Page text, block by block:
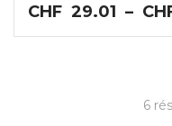
CHF 29.01 –
6